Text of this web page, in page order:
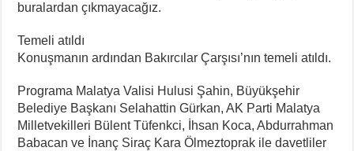
buralardan çıkmayacağız.
Temeli atıldı
Konuşmanın ardından Bakırcılar Çarşısı’nın temeli atıldı.
Programa Malatya Valisi Hulusi Şahin, Büyükşehir
Belediye Başkanı Selahattin Gürkan, AK Parti Malatya
Milletvekilleri Bülent Tüfenkci, İhsan Koca, Abdurrahman
Babacan ve İnanç Siraç Kara Ölmeztoprak ile davetliler